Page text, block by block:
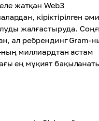
жатқан Web3
кіріктірілген
жалғастыруда.
ал ребрендинг Gram-
ның миллиардтан астам
ең мұқият